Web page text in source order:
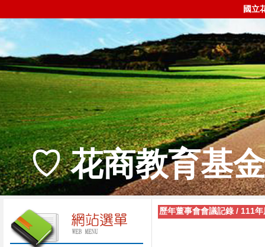
國立
♡ 花商教育基
歷年董事會會議記錄 / 111